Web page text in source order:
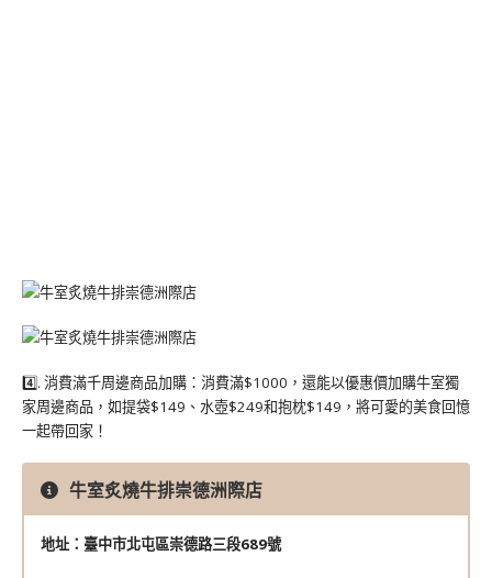
4️⃣. 消費滿千周邊商品加購：消費滿$1000，還能以優惠價加購牛室獨
家周邊商品，如提袋$149、水壺$249和抱枕$149，將可愛的美食回憶
一起帶回家！
牛室炙燒牛排崇德洲際店
地址：臺中市北屯區崇德路三段689號